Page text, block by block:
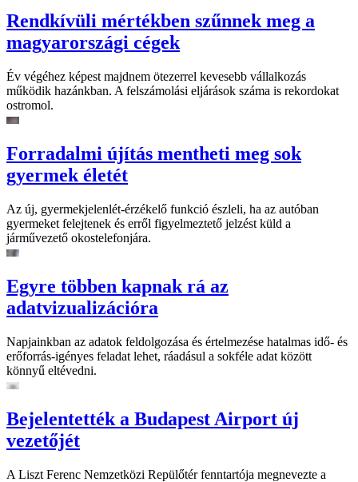
Rendkívüli mértékben szűnnek meg a
magyarországi cégek
Év végéhez képest majdnem ötezerrel kevesebb vállalkozás
működik hazánkban. A felszámolási eljárások száma is rekordokat
ostromol.
Forradalmi újítás mentheti meg sok
gyermek életét
Az új, gyermekjelenlét-érzékelő funkció észleli, ha az autóban
gyermeket felejtenek és erről figyelmeztető jelzést küld a
járművezető okostelefonjára.
Egyre többen kapnak rá az
adatvizualizációra
Napjainkban az adatok feldolgozása és értelmezése hatalmas idő- és
erőforrás-igényes feladat lehet, ráadásul a sokféle adat között
könnyű eltévedni.
Bejelentették a Budapest Airport új
vezetőjét
A Liszt Ferenc Nemzetközi Repülőtér fenntartója megnevezte a